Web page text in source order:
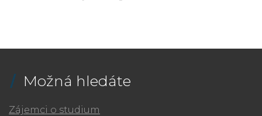
Možná hledáte
Zájemci o studium